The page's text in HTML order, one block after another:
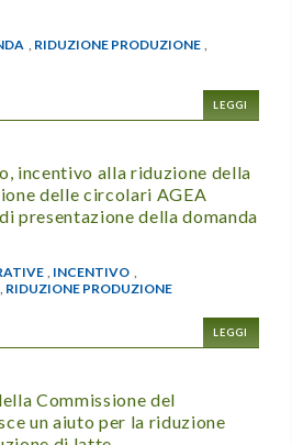
, RIDUZIONE PRODUZIONE ,
LEGGI
incentivo alla riduzione della
delle circolari AGEA
presentazione della domanda
INCENTIVO
RIDUZIONE PRODUZIONE
LEGGI
Commissione del
un aiuto per la riduzione